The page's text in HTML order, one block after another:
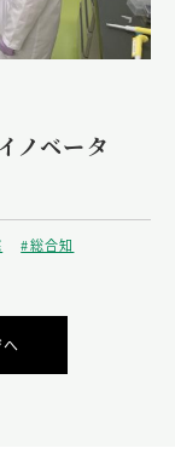
ノベータ
#総合知